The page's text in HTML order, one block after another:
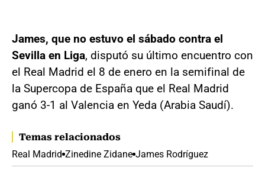
James, que no estuvo el sábado contra el
Sevilla en Liga, disputó su último encuentro con
el Real Madrid el 8 de enero en la semifinal de
la Supercopa de España que el Real Madrid
ganó 3-1 al Valencia en Yeda (Arabia Saudí).
Temas relacionados
Real Madrid Zinedine Zidane James Rodríguez